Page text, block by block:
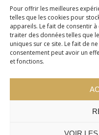
Pour offrir les meilleures
telles que les cookies pour
appareils. Le fait de consentir
traiter des données telles que
uniques sur ce site. Le fait de
consentement peut avoir un
et fonctions.
VOIR
Desmaures QC G3A 0M7
© 2024 Cercle Kaizen. Tous